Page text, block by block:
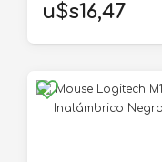
u$s16,47